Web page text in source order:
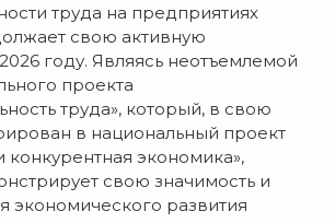
труда на предприятиях
свою активную
году. Являясь неотъемлемой
проекта
труда», который, в свою
в национальный проект
экономика»,
свою значимость и
экономического развития